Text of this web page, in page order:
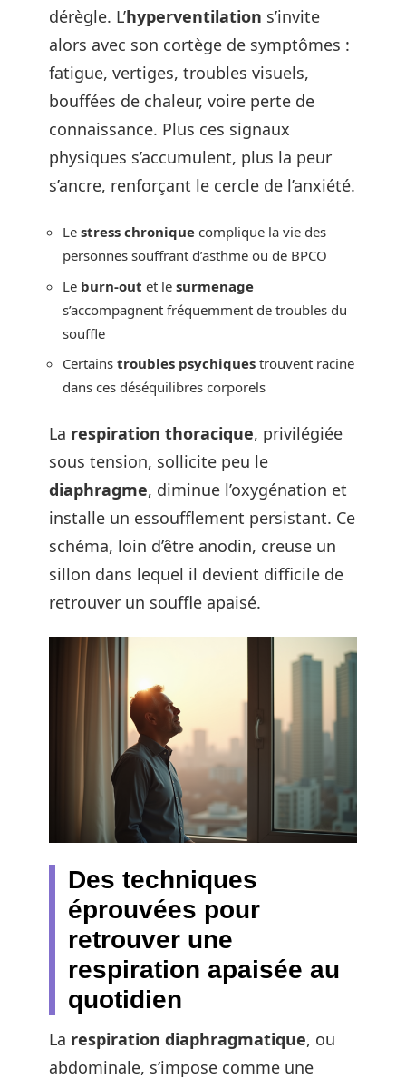
dérègle. L’hyperventilation s’invite
alors avec son cortège de symptômes :
fatigue, vertiges, troubles visuels,
bouffées de chaleur, voire perte de
connaissance. Plus ces signaux
physiques s’accumulent, plus la peur
s’ancre, renforçant le cercle de l’anxiété.
Le stress chronique complique la vie des
personnes souffrant d’asthme ou de BPCO
Le burn-out et le surmenage
s’accompagnent fréquemment de troubles du
souffle
Certains troubles psychiques trouvent racine
dans ces déséquilibres corporels
La respiration thoracique, privilégiée
sous tension, sollicite peu le
diaphragme, diminue l’oxygénation et
installe un essoufflement persistant. Ce
schéma, loin d’être anodin, creuse un
sillon dans lequel il devient difficile de
retrouver un souffle apaisé.
Des techniques
éprouvées pour
retrouver une
respiration apaisée au
quotidien
La respiration diaphragmatique, ou
abdominale, s’impose comme une